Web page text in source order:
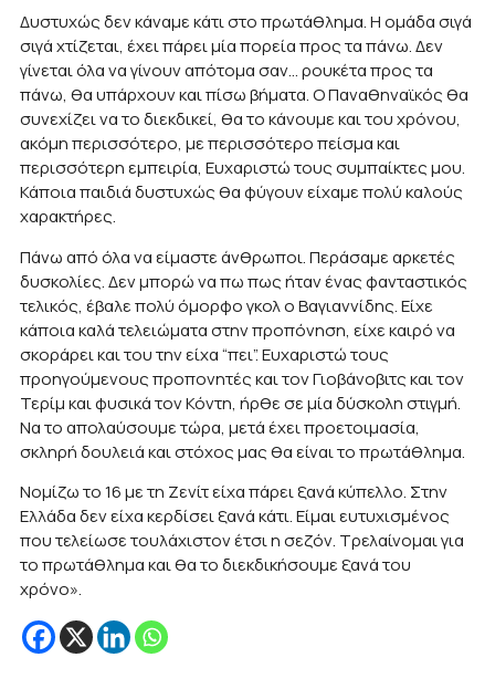
Δυστυχώς δεν κάναμε κάτι στο πρωτάθλημα. Η ομάδα σιγά
σιγά χτίζεται, έχει πάρει μία πορεία προς τα πάνω. Δεν
γίνεται όλα να γίνουν απότομα σαν… ρουκέτα προς τα
πάνω, θα υπάρχουν και πίσω βήματα. Ο Παναθηναϊκός θα
συνεχίζει να το διεκδικεί, θα το κάνουμε και του χρόνου,
ακόμη περισσότερο, με περισσότερο πείσμα και
περισσότερη εμπειρία, Ευχαριστώ τους συμπαίκτες μου.
Κάποια παιδιά δυστυχώς θα φύγουν είχαμε πολύ καλούς
χαρακτήρες.
Πάνω από όλα να είμαστε άνθρωποι. Περάσαμε αρκετές
δυσκολίες. Δεν μπορώ να πω πως ήταν ένας φανταστικός
τελικός, έβαλε πολύ όμορφο γκολ ο Βαγιαννίδης. Είχε
κάποια καλά τελειώματα στην προπόνηση, είχε καιρό να
σκοράρει και του την είχα “πει”. Ευχαριστώ τους
προηγούμενους προπονητές και τον Γιοβάνοβιτς και τον
Τερίμ και φυσικά τον Κόντη, ήρθε σε μία δύσκολη στιγμή.
Να το απολαύσουμε τώρα, μετά έχει προετοιμασία,
σκληρή δουλειά και στόχος μας θα είναι το πρωτάθλημα.
Νομίζω το 16 με τη Ζενίτ είχα πάρει ξανά κύπελλο. Στην
Ελλάδα δεν είχα κερδίσει ξανά κάτι. Είμαι ευτυχισμένος
που τελείωσε τουλάχιστον έτσι η σεζόν. Τρελαίνομαι για
το πρωτάθλημα και θα το διεκδικήσουμε ξανά του
χρόνο».